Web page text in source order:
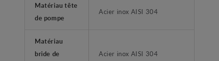
Matériau tête
de pompe
Acier inox AISI 304
Matériau
bride de
Acier inox AISI 304